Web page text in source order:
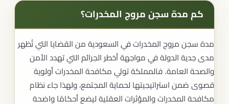
كم مدة سجن مروج المخدرات؟
مدة سجن مروج المخدرات في السعودية من القضايا التي تُظهر
مدى جدية الدولة في مواجهة أخطر الجرائم التي تهدد الأمن
والصحة العامة. فالمملكة تولي مكافحة المخدرات أولوية
قصوى ضمن استراتيجيتها لحماية المجتمع، ولهذا جاء نظام
مكافحة المخدرات والمؤثرات العقلية ليضع أحكامًا واضحة